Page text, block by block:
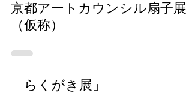
京都アートカウンシル扇子展
（仮称）
「らくがき展」